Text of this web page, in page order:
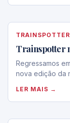
Trainspotter
Regressamos
nova edição da
LER MAIS →